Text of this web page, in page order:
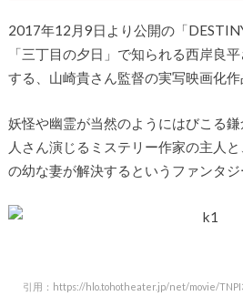
2017年12月9日より公開の「
「三丁目の夕日」で知られる西岸良
する、山崎貴さん監督の実写映画化作
妖怪や幽霊が当然のようにはびこる
人さん演じるミステリー作家の主人
の幼な妻が解決するというファンタジ
引用：https://hlo.tohotheater.jp/net/movie/